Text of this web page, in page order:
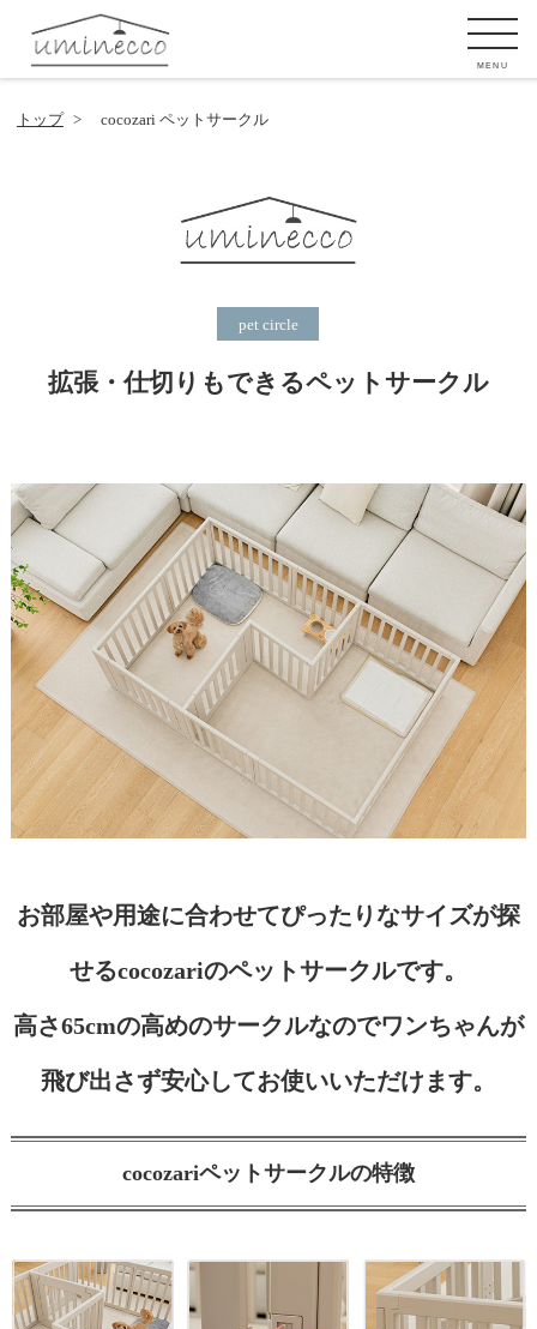
MENU
トップ > cocozari ペットサークル
pet circle
拡張・仕切りもできるペットサークル
お部屋や用途に合わせてぴったりなサイズが探
せるcocozariのペットサークルです。
高さ65cmの高めのサークルなのでワンちゃんが
飛び出さず安心してお使いいただけます。
cocozariペットサークルの特徴